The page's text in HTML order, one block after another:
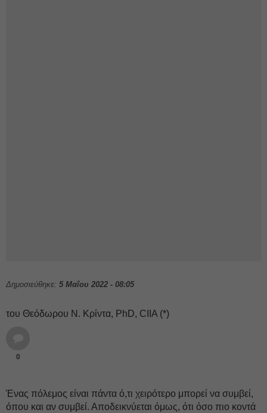
Δημοσιεύθηκε: 5 Μαΐου 2022 - 08:05
του Θεόδωρου Ν. Κρίντα, PhD, CIIA (*)
0
Ένας πόλεμος είναι πάντα ό,τι χειρότερο μπορεί να συμβεί,
όπου και αν συμβεί. Αποδεικνύεται όμως, ότι όσο πιο κοντά